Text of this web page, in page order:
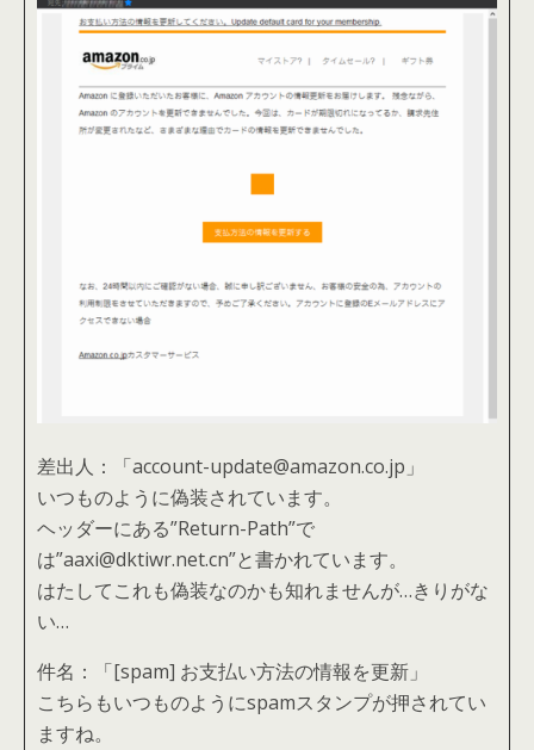
差出人：「account-update@amazon.co.jp」
いつものように偽装されています。
ヘッダーにある”Return-Path”で
は”aaxi@dktiwr.net.cn”と書かれています。
はたしてこれも偽装なのかも知れませんが…きりがな
い…
件名：「[spam] お支払い方法の情報を更新」
こちらもいつものようにspamスタンプが押されてい
ますね。